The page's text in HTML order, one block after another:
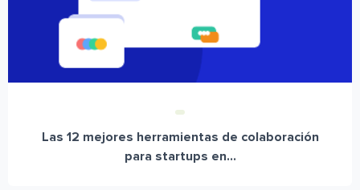
Las 12 mejores herramientas de colaboración
para startups en...